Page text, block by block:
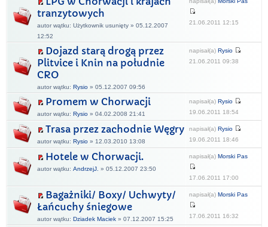
tranzytowych
autor wątku: Użytkownik usunięty » 05.12.2007
12:52
21.06.2011 12:15
Dojazd starą drogą przez
Plitvice i Knin na południe
CRO
autor wątku: Rysio » 05.12.2007 09:56
napisał(a) Rysio
21.06.2011 09:38
Promem w Chorwacji
autor wątku: Rysio » 04.02.2008 21:41
napisał(a) Rysio
19.06.2011 18:54
Trasa przez zachodnie Węgry
autor wątku: Rysio » 12.03.2010 13:08
napisał(a) Rysio
19.06.2011 18:46
Hotele w Chorwacji.
autor wątku: AndrzejJ. » 05.12.2007 23:50
napisał(a) Morski Pas
17.06.2011 17:00
Bagażniki/ Boxy/ Uchwyty/
Łańcuchy śniegowe
autor wątku: Dziadek Maciek » 07.12.2007 15:25
napisał(a) Morski Pas
17.06.2011 16:32